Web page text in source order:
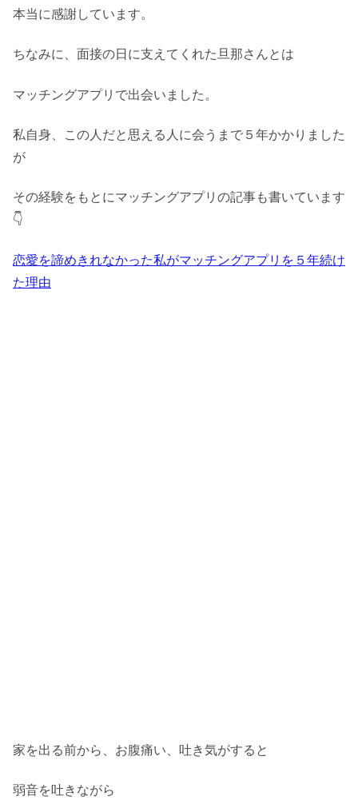
本当に感謝しています。
ちなみに、面接の日に支えてくれた旦那さんとは
マッチングアプリで出会いました。
私自身、この人だと思える人に会うまで５年かかりました
が
その経験をもとにマッチングアプリの記事も書いています
👇
恋愛を諦めきれなかった私がマッチングアプリを５年続け
た理由
家を出る前から、お腹痛い、吐き気がすると
弱音を吐きながら